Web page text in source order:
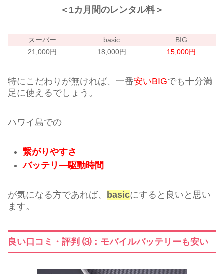
＜1カ月間のレンタル料＞
スーパー basic
BIG
21,000円
18,000円 15,000円
特にこだわりが無ければ、一番安いBIGでも十分満
足に使えるでしょう。
ハワイ島での
繋がりやすさ
バッテリ―駆動時間
が気になる方であれば、 basicにすると良いと思い
ます。
良い口コミ・評判 ⑶：モバイルバッテリーも安い